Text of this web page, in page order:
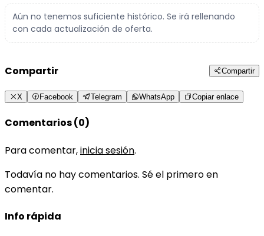
Aún no tenemos suficiente histórico. Se irá rellenando
con cada actualización de oferta.
Compartir Compartir
X Facebook Telegram WhatsApp Copiar enlace
Comentarios (0)
Para comentar,inicia sesión.
Todavía no hay comentarios. Sé el primero en
comentar.
Info rápida